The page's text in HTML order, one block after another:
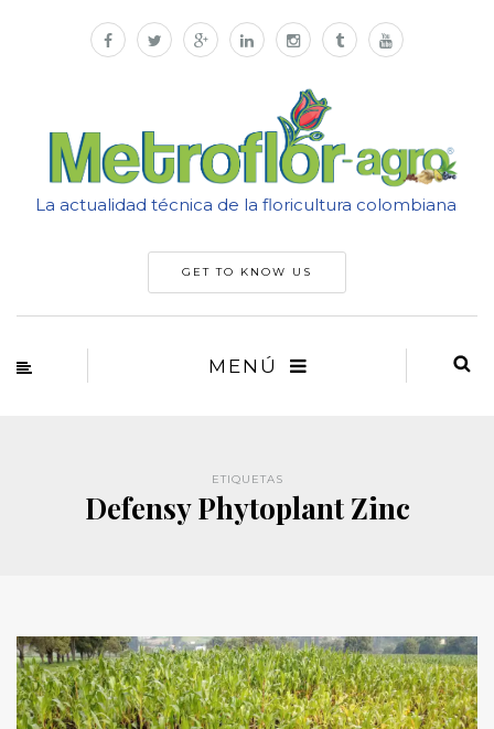
La actualidad técnica de la floricultura colombiana
GET TO KNOW US
MENÚ
ETIQUETAS
Defensy Phytoplant Zinc